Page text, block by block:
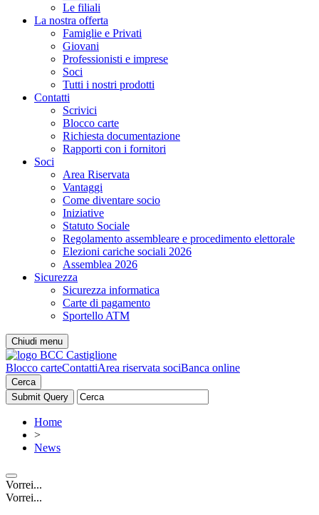
Le filiali
La nostra offerta
Famiglie e Privati
Giovani
Professionisti e imprese
Soci
Tutti i nostri prodotti
Contatti
Scrivici
Blocco carte
Richiesta documentazione
Rapporti con i fornitori
Soci
Area Riservata
Vantaggi
Come diventare socio
Iniziative
Statuto Sociale
Regolamento assembleare e procedimento elettorale
Elezioni cariche sociali 2026
Assemblea 2026
Sicurezza
Sicurezza informatica
Carte di pagamento
Sportello ATM
Chiudi menu
Blocco carteContattiArea riservata sociBanca online
Cerca
Home
>
News
Vorrei...
Vorrei...